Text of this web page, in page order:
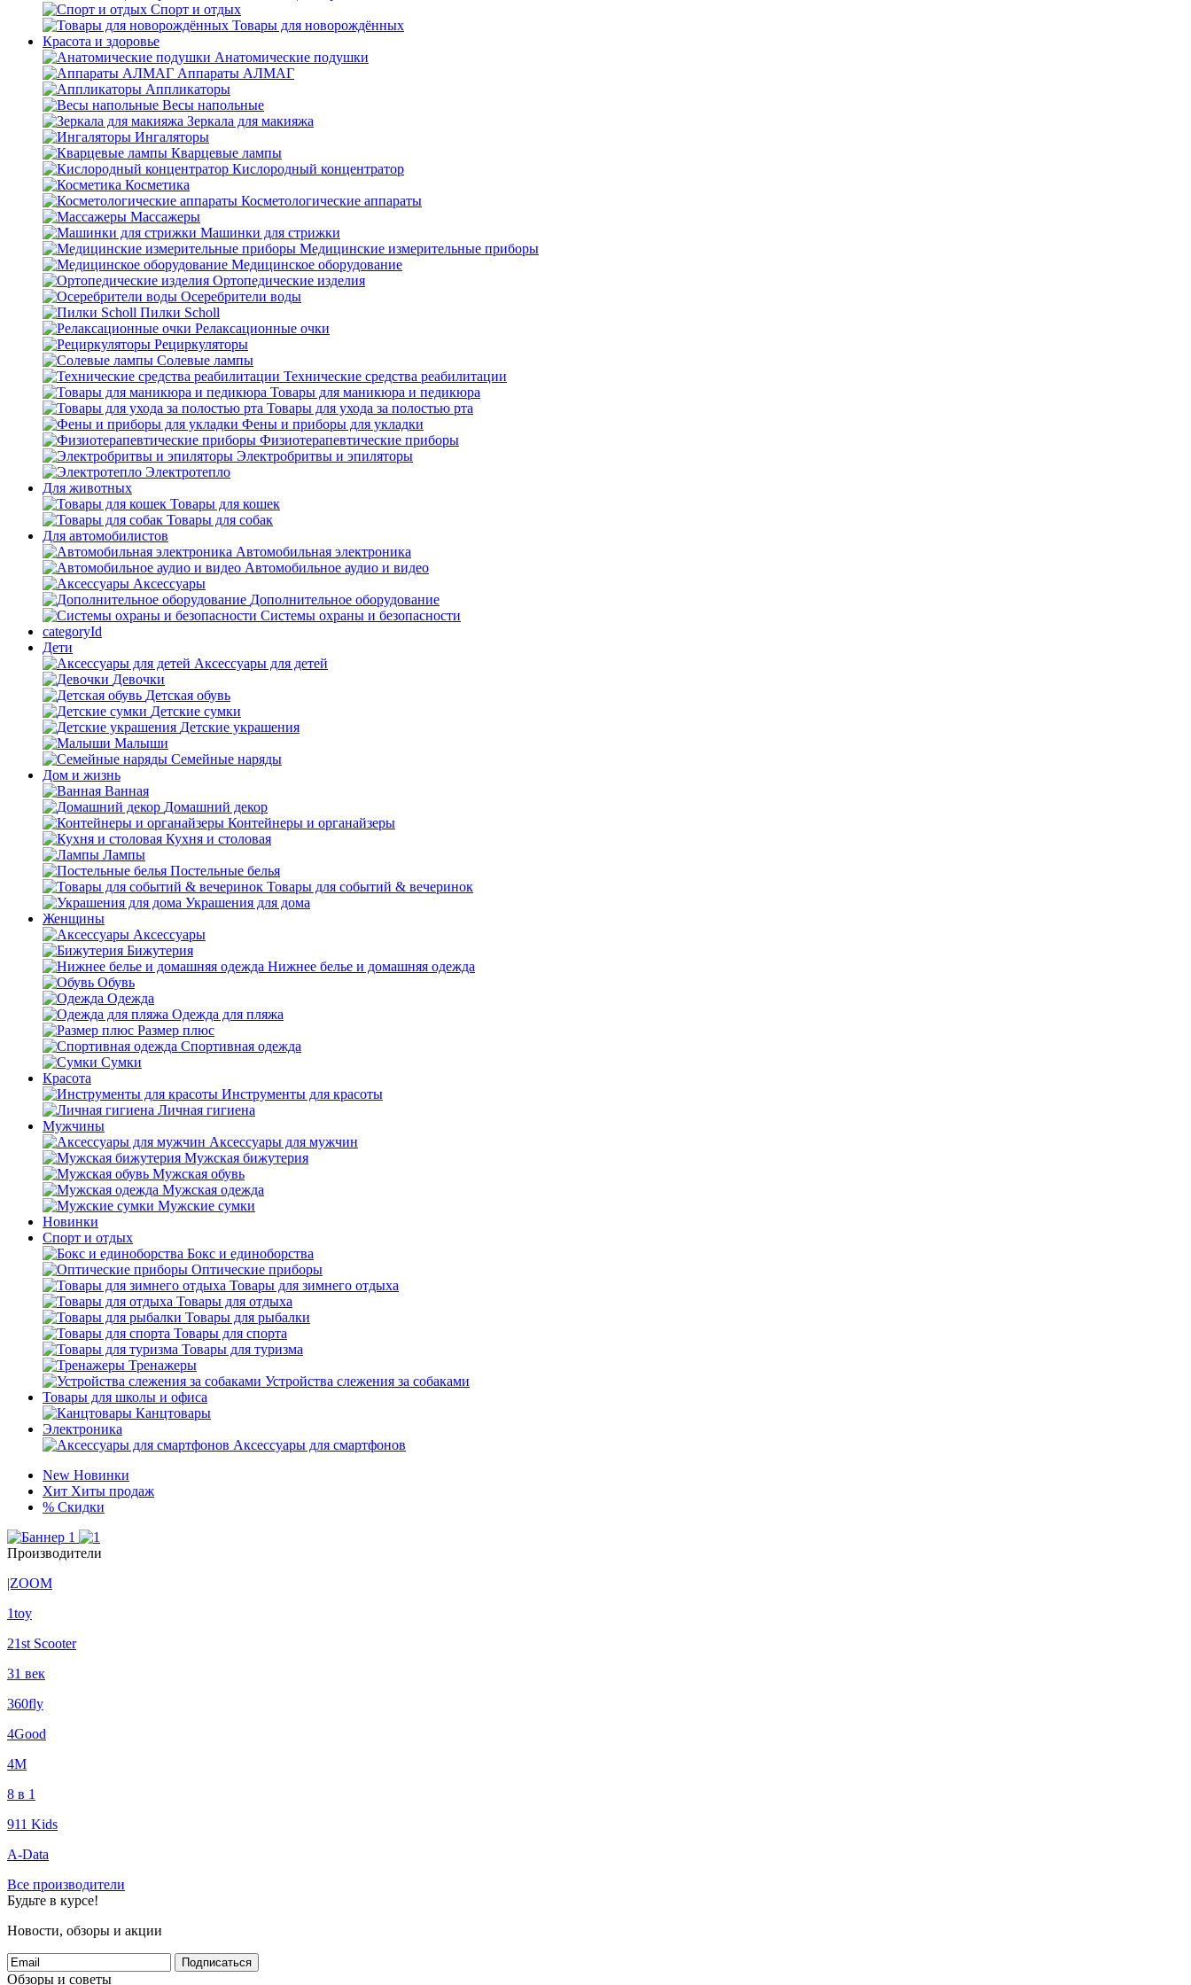
Спорт и отдых
Товары для новорождённых
Красота и здоровье
Анатомические подушки
Аппараты АЛМАГ
Аппликаторы
Весы напольные
Зеркала для макияжа
Ингаляторы
Кварцевые лампы
Кислородный концентратор
Косметика
Косметологические аппараты
Массажеры
Машинки для стрижки
Медицинские измерительные приборы
Медицинское оборудование
Ортопедические изделия
Осеребрители воды
Пилки Scholl
Релаксационные очки
Рециркуляторы
Солевые лампы
Технические средства реабилитации
Товары для маникюра и педикюра
Товары для ухода за полостью рта
Фены и приборы для укладки
Физиотерапевтические приборы
Электробритвы и эпиляторы
Электротепло
Для животных
Товары для кошек
Товары для собак
Для автомобилистов
Автомобильная электроника
Автомобильное аудио и видео
Аксессуары
Дополнительное оборудование
Системы охраны и безопасности
categoryId
Дети
Аксессуары для детей
Девочки
Детская обувь
Детские сумки
Детские украшения
Малыши
Семейные наряды
Дом и жизнь
Ванная
Домашний декор
Контейнеры и органайзеры
Кухня и столовая
Лампы
Постельные белья
Товары для событий & вечеринок
Украшения для дома
Женщины
Аксессуары
Бижутерия
Нижнее белье и домашняя одежда
Обувь
Одежда
Одежда для пляжа
Размер плюс
Спортивная одежда
Сумки
Красота
Инструменты для красоты
Личная гигиена
Мужчины
Аксессуары для мужчин
Мужская бижутерия
Мужская обувь
Мужская одежда
Мужские сумки
Новинки
Спорт и отдых
Бокс и единоборства
Оптические приборы
Товары для зимнего отдыха
Товары для отдыха
Товары для рыбалки
Товары для спорта
Товары для туризма
Тренажеры
Устройства слежения за собаками
Товары для школы и офиса
Канцтовары
Электроника
Аксессуары для смартфонов
New Новинки
Хит Хиты продаж
% Скидки
Производители
|ZOOM
1toy
21st Scooter
31 век
360fly
4Good
4М
8 в 1
911 Kids
A-Data
Все производители
Будьте в курсе!
Новости, обзоры и акции
Подписаться
Обзоры и советы